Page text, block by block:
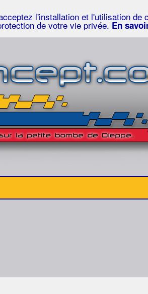
l'installation et l'utilisation
de votre vie privée. En